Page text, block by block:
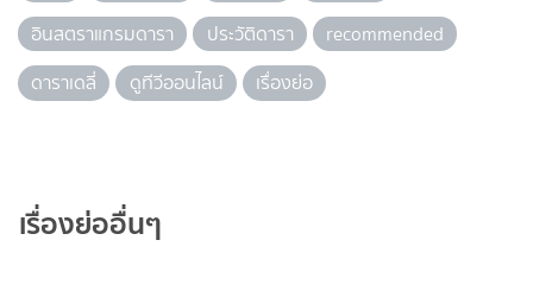
อินสตราแกรมดารา
ประวัติดารา
recommended
ดาราเดลี่
ดูทีวีออนไลน์ เรื่องย่อ
เรื่องย่ออื่นๆ